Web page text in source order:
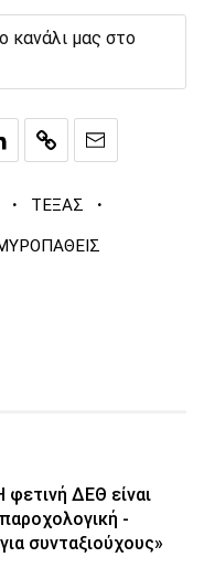
κανάλι μας στο
· ΤΕΞΑΣ ·
ΔΕΘ είναι
-
συνταξιούχους»